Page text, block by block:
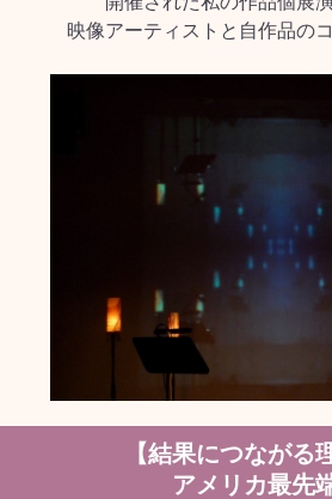
映像アーティストと自作品の
【結果につながる
アメリカ最先